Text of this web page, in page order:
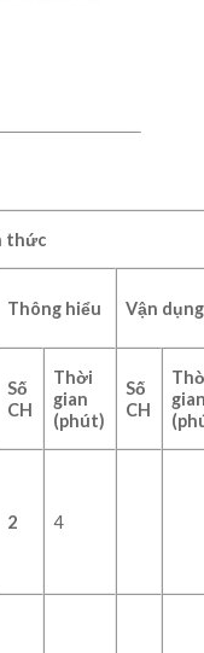
thức
Thông hiểu Vận dụng
Số
CH
Thời
gian
(phút)
Số
CH
2 4